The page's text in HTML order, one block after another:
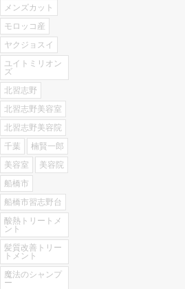
メンズカット
モロッコ産
ヤクジョスイ
ユイトミリオン
ズ
北習志野
北習志野美容室
北習志野美容院
千葉
楠賢一郎
美容室
美容院
船橋市
船橋市習志野台
酸熱トリートメ
ント
髪質改善トリー
トメント
魔法のシャンプ
ー